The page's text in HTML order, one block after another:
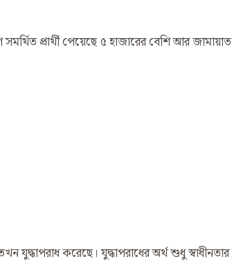
প্রার্থী পেয়েছে ৫ হাজারের বেশি আর
যুদ্ধাপরাধ করেছে। যুদ্ধাপরাধের অর্থ শুধু